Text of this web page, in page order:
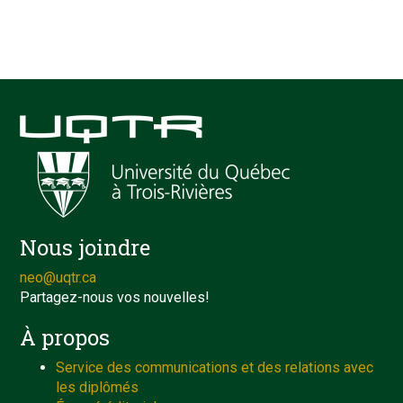
Nous joindre
neo@uqtr.ca
Partagez-nous vos nouvelles!
À propos
Service des communications et des relations avec
les diplômés